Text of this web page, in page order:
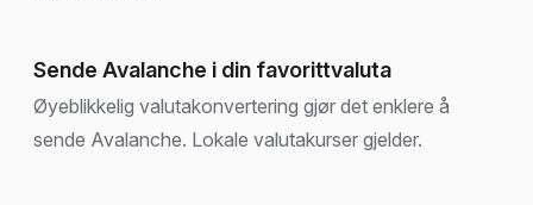
Sende Avalanche i din favorittvaluta
Øyeblikkelig valutakonvertering gjør det enklere å
sende Avalanche. Lokale valutakurser gjelder.